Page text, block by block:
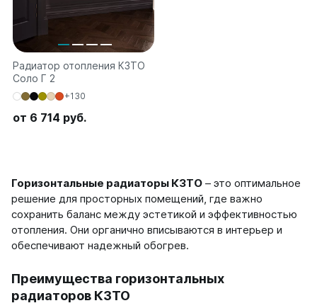
Радиатор отопления КЗТО
Соло Г 2
+130
от 6 714 руб.
Горизонтальные радиаторы КЗТО – это оптимальное
решение для просторных помещений, где важно
сохранить баланс между эстетикой и эффективностью
отопления. Они органично вписываются в интерьер и
обеспечивают надежный обогрев.
Преимущества горизонтальных
радиаторов КЗТО